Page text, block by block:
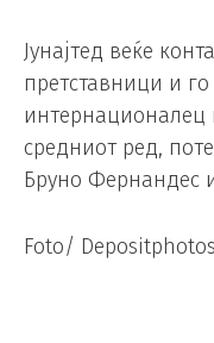
Јунајтед веќе
претставници и го
интернационалец
средниот ред,
Бруно Фернандес
Foto/ Depositphotos